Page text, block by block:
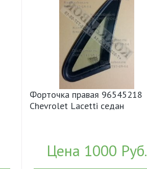
Форточка правая 96545218
Chevrolet Lacetti седан
Цена 1000 Руб.